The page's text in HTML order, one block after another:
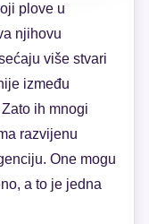
plove u
njihovu
više stvari
između
ih mnogi
razvijenu
One mogu
a to je jedna